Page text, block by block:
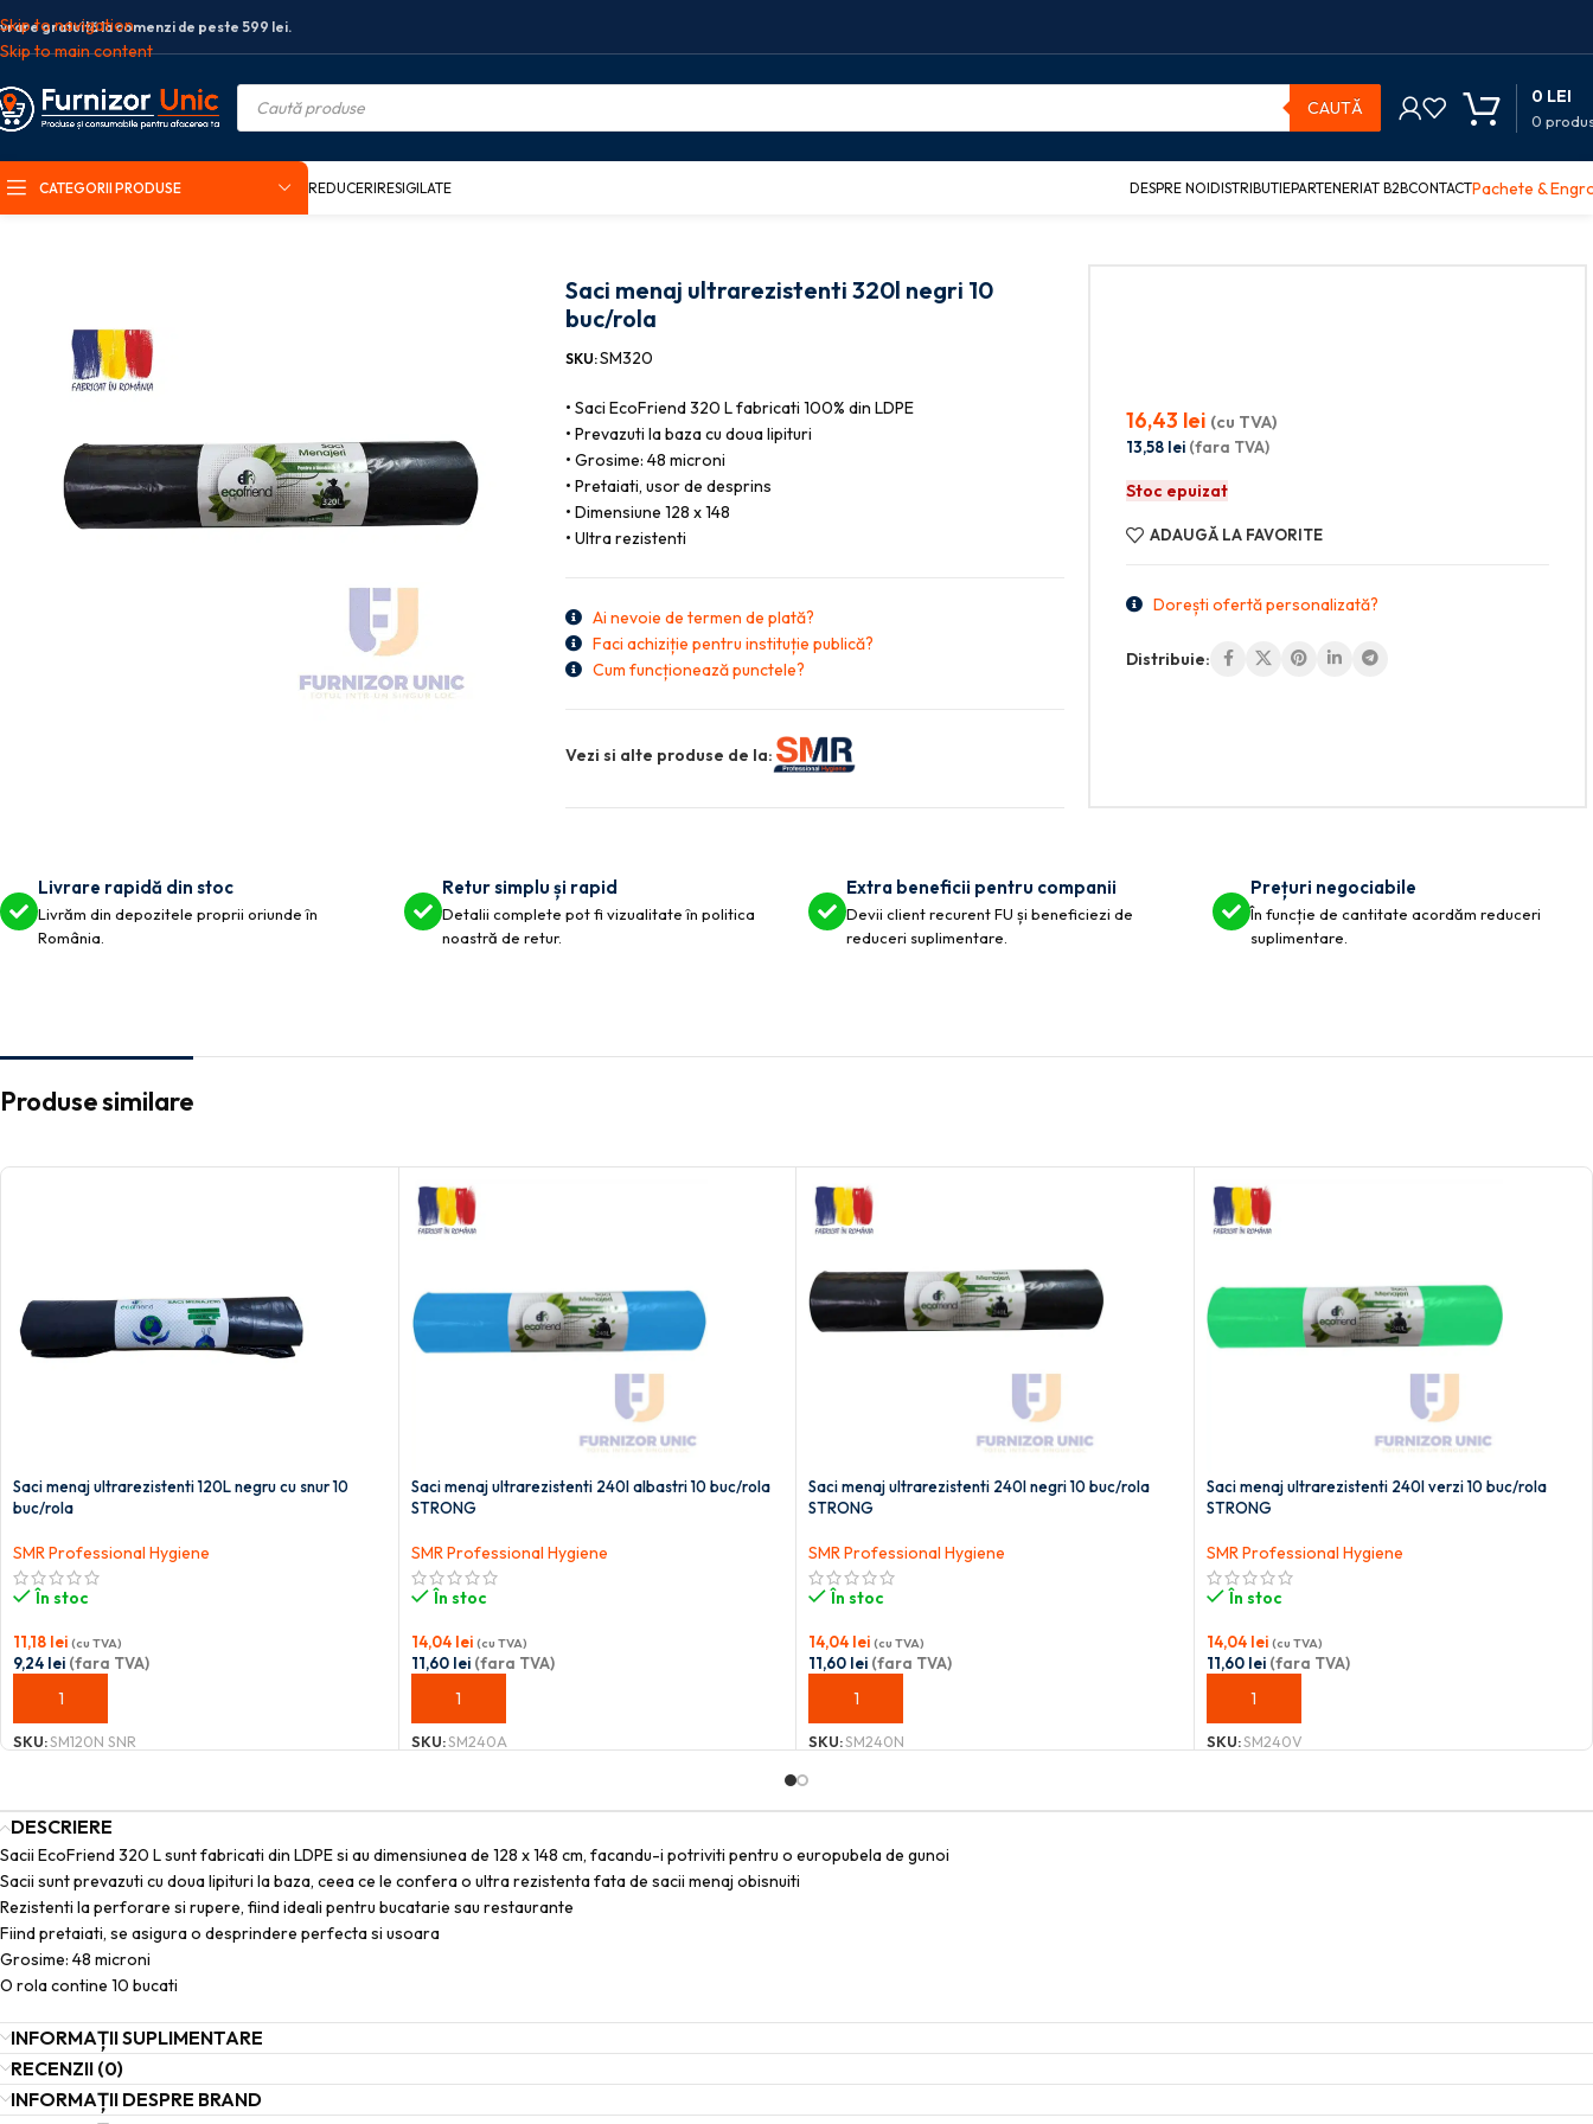
Skip to navigation
Skip to main content
gratuită la comenzi de peste 599 lei.
CAUTĂ
0
0 LEI
CATEGORII PRODUSE REDUCERIRESIGILATE DESPRE NOIDISTRIBUTIEPARTENERIAT B2BCONTACTPachete &
Saci menaj ultrarezistenti 320l negri 10
buc/rola
SKU:SM320
•Saci EcoFriend 320 L fabricati 100% din LDPE
•Prevazuti la baza cu doua lipituri
•Grosime: 48 microni
•Pretaiati, usor de desprins
•Dimensiune 128 x 148
•Ultra rezistenti
Ai nevoie de termen de plată?
Faci achiziție pentru instituție publică?
Cum funcționează punctele?
Vezi si alte produse de la:
16,43 lei (cu TVA)
13,58 lei (fara TVA)
Stoc epuizat
ADAUGĂ LA FAVORITE
Dorești ofertă personalizată?
Distribuie:
Livrare rapidă din stoc
Livrăm din depozitele proprii oriunde în
România.
Retur simplu și rapid
Detalii complete pot fi vizualitate în politica
noastră de retur.
Extra beneficii pentru companii
Devii client recurent FU și beneficiezi de
reduceri suplimentare.
Prețuri negociabile
În funcție de cantitate acordăm reduceri
suplimentare.
Produse similare
Saci menaj ultrarezistenti 120L negru cu snur 10
buc/rola
SMR Professional Hygiene
În stoc
11,18 lei (cu TVA)
9,24 lei (fara TVA)
ADAUGĂ ÎN COȘ
SKU:SM120N SNR
Saci menaj ultrarezistenti 240l albastri 10 buc/rola
STRONG
SMR Professional Hygiene
În stoc
14,04 lei (cu TVA)
11,60 lei(fara TVA)
ADAUGĂ ÎN COȘ
SKU:SM240A
Saci menaj ultrarezistenti 240l negri 10 buc/rola
STRONG
SMR Professional Hygiene
În stoc
14,04 lei (cu TVA)
11,60 lei (fara TVA)
ADAUGĂ ÎN COȘ
SKU:SM240N
Saci menaj ultrarezistenti 240l verzi 10 buc/rola
STRONG
SMR Professional Hygiene
În stoc
14,04 lei (cu TVA)
11,60 lei(fara TVA)
ADAUGĂ ÎN COȘ
SKU:SM240V
DESCRIERE
Sacii EcoFriend 320 L sunt fabricati din LDPE si au dimensiunea de 128 x 148 cm, facandu-i potriviti pentru o europubela de gunoi
Sacii sunt prevazuti cu doua lipituri la baza, ceea ce le confera o ultra rezistenta fata de sacii menaj obisnuiti
Rezistenti la perforare si rupere, fiind ideali pentru bucatarie sau restaurante
Fiind pretaiati, se asigura o desprindere perfecta si usoara
Grosime: 48 microni
O rola contine 10 bucati
INFORMAȚII SUPLIMENTARE
RECENZII (0)
INFORMAȚII DESPRE BRAND